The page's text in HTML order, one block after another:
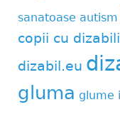
sanatoase autism
copii cu
dizabil.eu
gluma glume